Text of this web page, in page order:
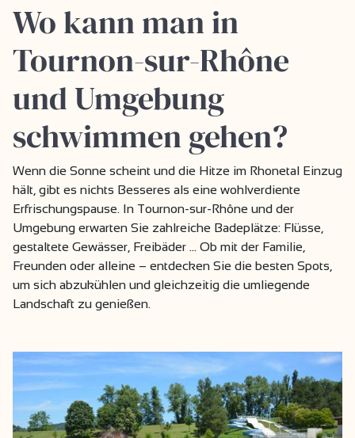
Wo kann man in
Tournon-sur-Rhône
und Umgebung
schwimmen gehen?
Wenn die Sonne scheint und die Hitze im Rhonetal Einzug
hält, gibt es nichts Besseres als eine wohlverdiente
Erfrischungspause. In Tournon-sur-Rhône und der
Umgebung erwarten Sie zahlreiche Badeplätze: Flüsse,
gestaltete Gewässer, Freibäder … Ob mit der Familie,
Freunden oder alleine – entdecken Sie die besten Spots,
um sich abzukühlen und gleichzeitig die umliegende
Landschaft zu genießen.